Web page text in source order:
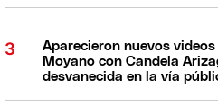
Aparecieron nuevos
Moyano con Candela
desvanecida en la vía